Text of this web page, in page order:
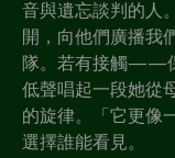
音與遺忘談判的人
開，向他們廣播我
隊。若有接觸——
低聲唱起一段她從
的旋律。「它更像
選擇誰能看見。